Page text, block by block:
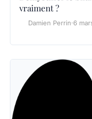
vraiment ?
Damien Perrin·6